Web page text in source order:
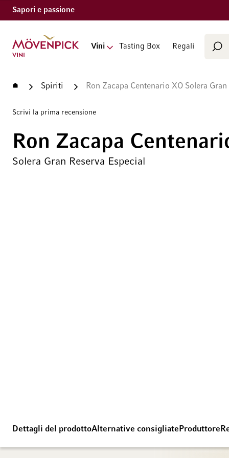
Sapori e passione
Vai alla Home Page
Vini Tasting Box Regali
Home Spiriti Ron Zacapa Centenario XO Solera
Scrivi la prima recensione
Ron Zacapa
Solera Gran Reserva Especial
Dettagli del prodottoAlternative consigliate Produttore